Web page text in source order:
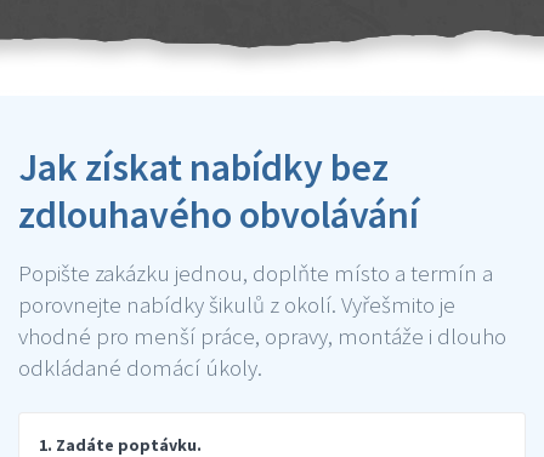
Jak získat nabídky bez
zdlouhavého obvolávání
Popište zakázku jednou, doplňte místo a termín a
porovnejte nabídky šikulů z okolí. Vyřešmito je
vhodné pro menší práce, opravy, montáže i dlouho
odkládané domácí úkoly.
1. Zadáte poptávku.